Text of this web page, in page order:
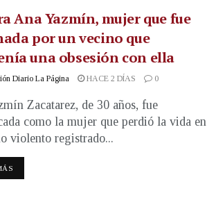
Ana Yazmín, mujer que fue
por un vecino que
una obsesión con ella
Diario La Página HACE 2 DÍAS 0
Zacatarez, de 30 años, fue
como la mujer que perdió la vida en
violento registrado...